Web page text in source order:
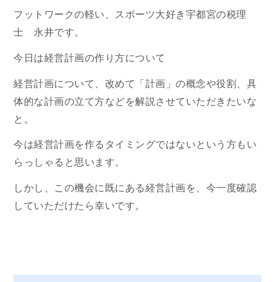
フットワークの軽い、スポーツ大好き宇都宮の税理
士 永井です。
今日は経営計画の作り方について
経営計画について、改めて「計画」の概念や役割、具
体的な計画の立て方などを解説させていただきたいな
と。
今は経営計画を作るタイミングではないという方もい
らっしゃると思います。
しかし、この機会に既にある経営計画を、今一度確認
していただけたら幸いです。